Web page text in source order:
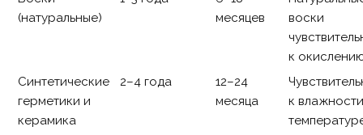
(натуральные)
месяцев
воски
к
Синтетические
герметики и
керамика
2–4 года
12–24
месяца
к